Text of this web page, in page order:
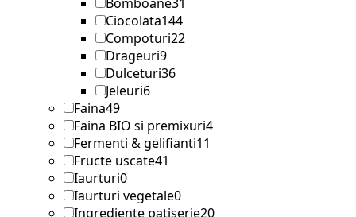
Ciocolata144
Compoturi22
Drageuri9
Dulceturi36
Jeleuri6
Faina49
Faina BIO si premixuri4
Fermenti & gelifianti11
Fructe uscate41
Iaurturi0
Iaurturi vegetale0
Ingrediente patiserie20